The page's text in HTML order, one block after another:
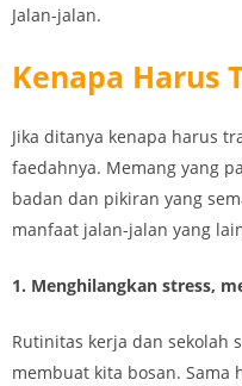
Jalan-jalan.
Kenapa Harus
Jika ditanya kenapa harus
faedahnya. Memang yang
badan dan pikiran yang
manfaat jalan-jalan yang
1. Menghilangkan stress,
Rutinitas kerja dan sekolah
membuat kita bosan. Sama